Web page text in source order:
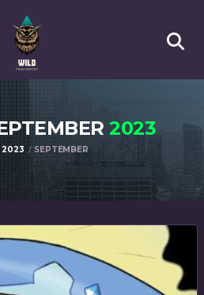
2023
2023 SEPTEMBER